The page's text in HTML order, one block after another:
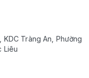
KDC Tràng An, Phường
Liêu